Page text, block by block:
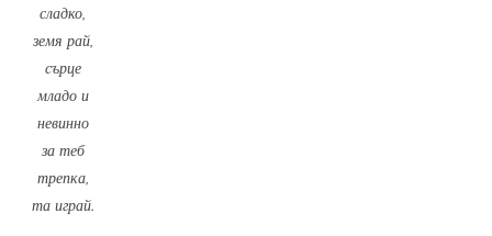
сладко,
земя рай,
сърце
младо и
невинно
за теб
трепка,
та играй.